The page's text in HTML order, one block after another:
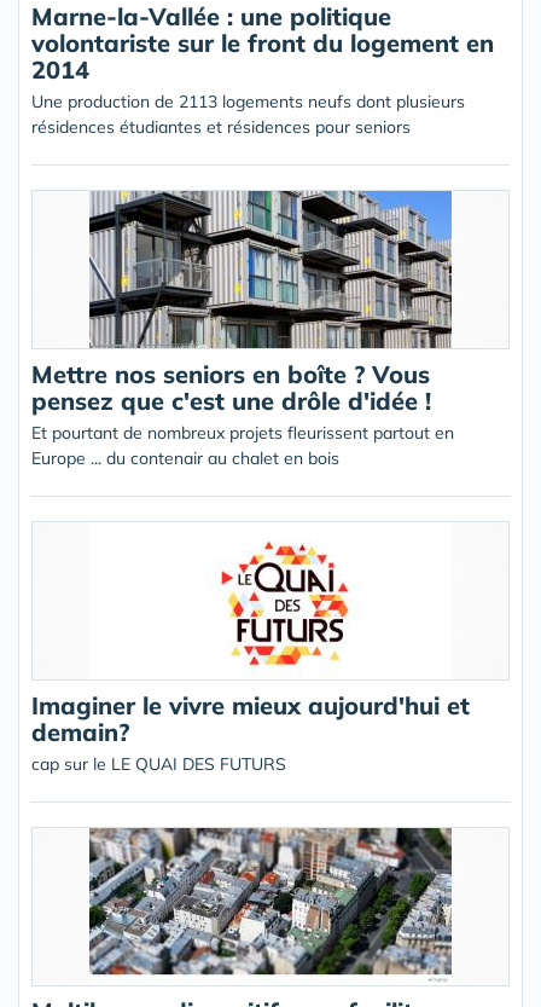
Marne-la-Vallée : une politique
volontariste sur le front du logement en
2014
Une production de 2113 logements neufs dont plusieurs
résidences étudiantes et résidences pour seniors
Mettre nos seniors en boîte ? Vous
pensez que c'est une drôle d'idée !
Et pourtant de nombreux projets fleurissent partout en
Europe ... du contenair au chalet en bois
Imaginer le vivre mieux aujourd'hui et
demain?
cap sur le LE QUAI DES FUTURS